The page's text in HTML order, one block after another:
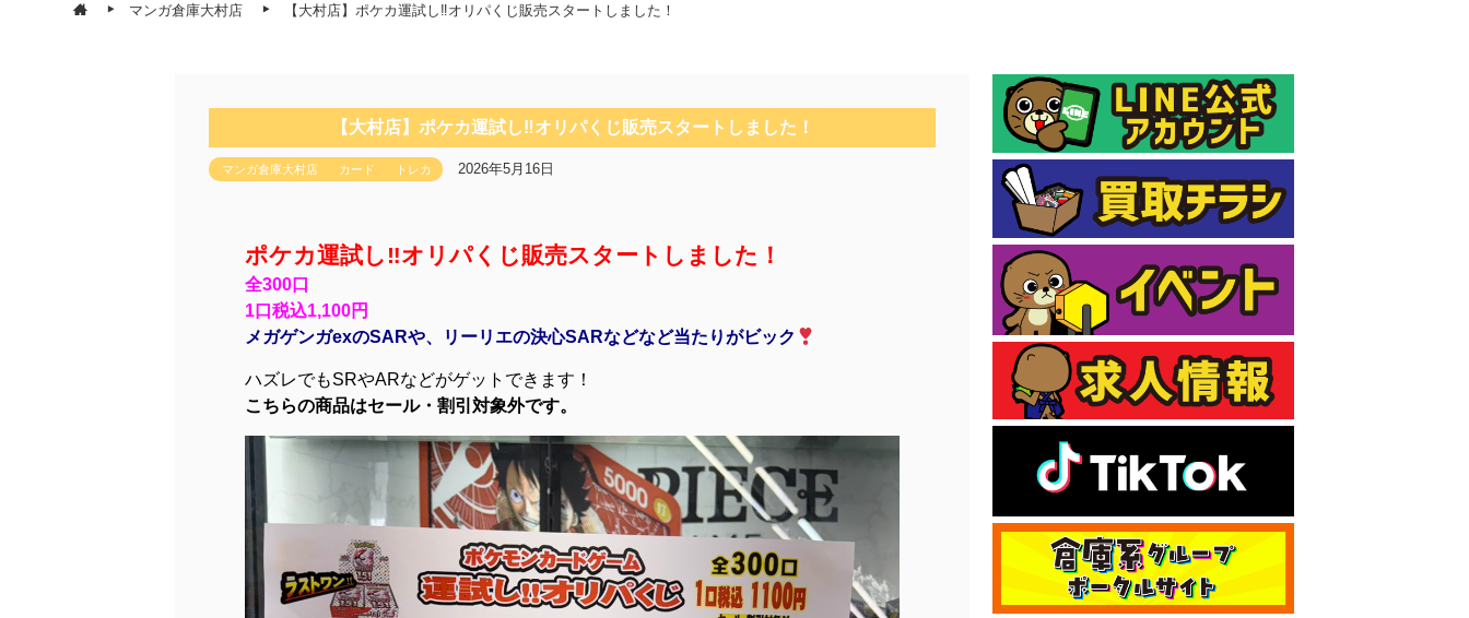
マンガ倉庫大村店 【大村店】ポケカ運試し‼オリパくじ販売スタートしました！
【大村店】ポケカ運試し‼オリパくじ販売スタートしました！
マンガ倉庫大村店 カード トレカ 2026年5月16日
ポケカ運試し‼オリパくじ販売スタートしました！
全300口
1口税込1,100円
メガゲンガexのSARや、リーリエの決心SARなどなど当たりがビック
ハズレでもSRやARなどがゲットできます！
こちらの商品はセール・割引対象外です。